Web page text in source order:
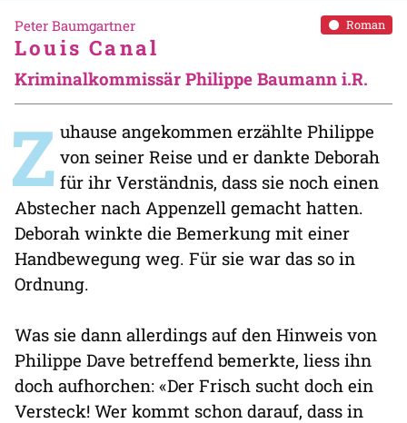
Roman
Peter Baumgartner
Louis Canal
Kriminalkommissär Philippe Baumann i.R.
Z uhause angekommen erzählte Philippe
von seiner Reise und er dankte Deborah
für ihr Verständnis, dass sie noch einen
Abstecher nach Appenzell gemacht hatten.
Deborah winkte die Bemerkung mit einer
Handbewegung weg. Für sie war das so in
Ordnung.
Was sie dann allerdings auf den Hinweis von
Philippe Dave betreffend bemerkte, liess ihn
doch aufhorchen: «Der Frisch sucht doch ein
Versteck! Wer kommt schon darauf, dass in